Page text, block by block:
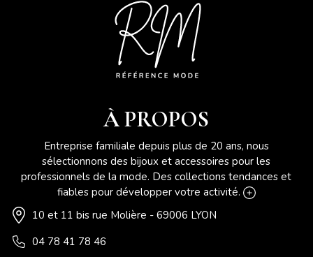
À PROPOS
Entreprise familiale depuis plus de 20 ans, nous
sélectionnons des bijoux et accessoires pour les
professionnels de la mode. Des collections tendances et
fiables pour développer votre activité.
10 et 11 bis rue Molière - 69006 LYON
04 78 41 78 46